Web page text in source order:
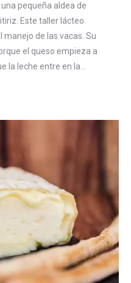
pequeña aldea de
Este taller lácteo
de las vacas. Su
el queso empieza a
la leche entre en la…